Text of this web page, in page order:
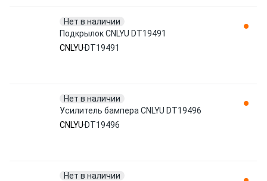
Нет в наличии
Подкрылок CNLYU DT19491
CNLYU DT19491
Нет в наличии
Усилитель бампера CNLYU DT19496
CNLYU DT19496
Нет в наличии